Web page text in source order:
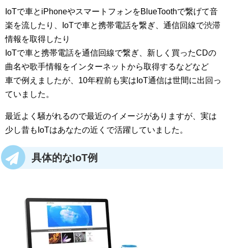
IoTで車とiPhoneやスマートフォンをBlueToothで繋げて音
楽を流したり、IoTで車と携帯電話を繋ぎ、通信回線で渋滞
情報を取得したり
IoTで車と携帯電話を通信回線で繋ぎ、新しく買ったCDの
曲名や歌手情報をインターネットから取得するなどなど
車で例えましたが、10年程前も実はIoT通信は世間に出回っ
ていました。
最近よく騒がれるので最近のイメージがありますが、実は
少し昔もIoTはあなたの近くで活躍していました。
具体的なIoT例